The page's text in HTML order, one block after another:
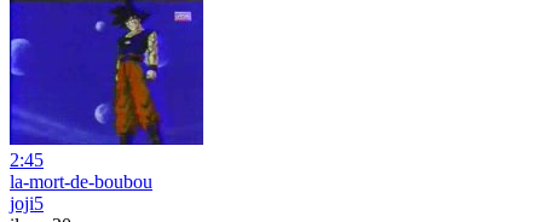
2:45
la-mort-de-boubou
joji5